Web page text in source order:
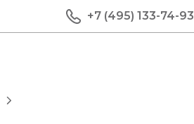
+7 (495) 133-74-93